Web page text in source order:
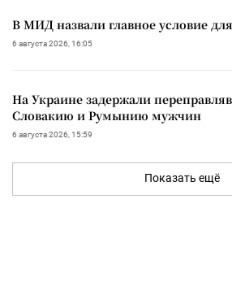
В МИД назвали главное условие
6 августа 2026, 16:05
На Украине задержали
Словакию и Румынию мужчин
6 августа 2026, 15:59
Показать ещё